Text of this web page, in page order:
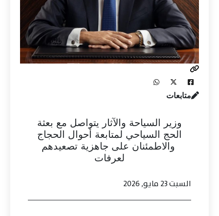
متابعات
وزير السياحة والآثار يتواصل مع بعثة
الحج السياحي لمتابعة أحوال الحجاج
والاطمئنان على جاهزية تصعيدهم
لعرفات
السبت 23 مايو, 2026